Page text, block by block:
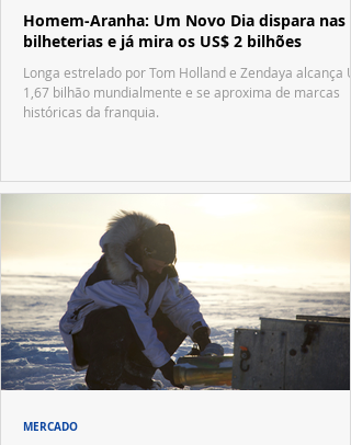
Homem-Aranha: Um Novo Dia dispara nas
bilheterias e já mira os US$ 2 bilhões
Longa estrelado por Tom Holland e Zendaya alcança
1,67 bilhão mundialmente e se aproxima de marcas
históricas da franquia.
MERCADO